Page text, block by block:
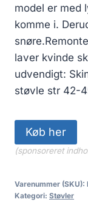
model er med
komme i.
laver kvinde
udvendigt:
støvle str 42-
Køb her
(sponsoreret
Varenummer (SKU):
Kategori: Støvler